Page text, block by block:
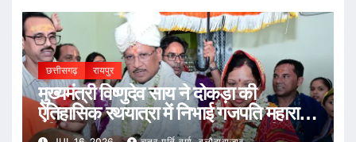
छत्तीसगढ़ रायपुर
मुख्यमंत्री विष्णुदेव साय ने दोकड़ा की
ऐतिहासिक रथयात्रा में निभाई गजपति महाराजा
की परंपरा : भगवान जगन्नाथ का रथ खींचकर